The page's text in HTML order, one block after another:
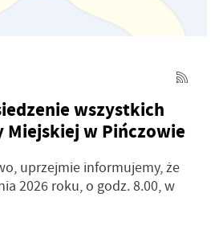
wszystkich
Miejskiej w Pińczowie
uprzejmie informujemy, że
2026 roku, o godz. 8.00, w